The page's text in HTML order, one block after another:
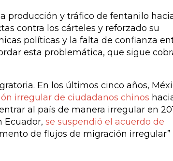
producción y tráfico de fentanilo
contra los cárteles y reforzado su
políticas y la falta de confianza
esta problemática, que sigue
En los últimos cinco años,
irregular de ciudadanos chinos
al país de manera irregular en
Ecuador, se suspendió el acuerdo de
de flujos de migración irregular”